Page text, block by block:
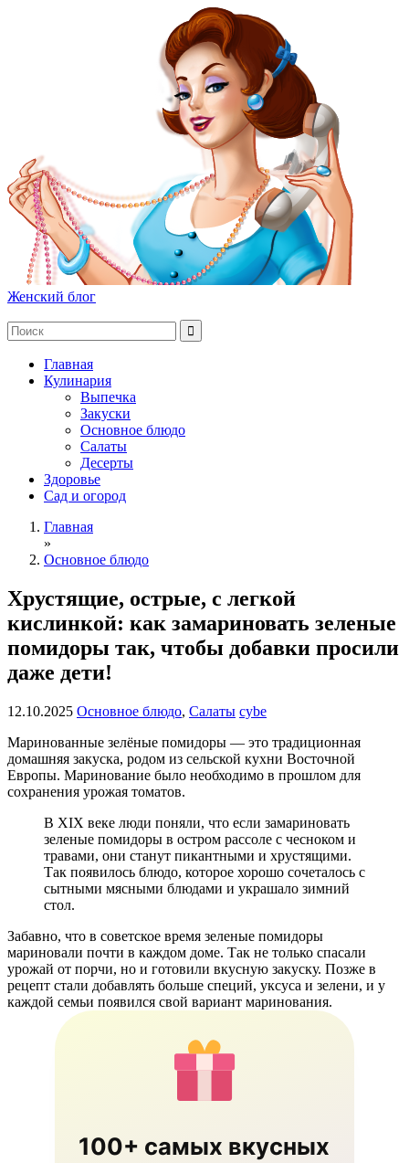
Женский блог
Главная
Кулинария
Выпечка
Закуски
Основное блюдо
Салаты
Десерты
Здоровье
Сад и огород
Главная
»
Основное блюдо
Хрустящие, острые, с легкой
кислинкой: как замариновать зеленые
помидоры так, чтобы добавки просили
даже дети!
12.10.2025 Основное блюдо, Салаты cybe
Маринованные зелёные помидоры — это традиционная
домашняя закуска, родом из сельской кухни Восточной
Европы. Маринование было необходимо в прошлом для
сохранения урожая томатов.
В XIX веке люди поняли, что если замариновать
зеленые помидоры в остром рассоле с чесноком и
травами, они станут пикантными и хрустящими.
Так появилось блюдо, которое хорошо сочеталось с
сытными мясными блюдами и украшало зимний
стол.
Забавно, что в советское время зеленые помидоры
мариновали почти в каждом доме. Так не только спасали
урожай от порчи, но и готовили вкусную закуску. Позже в
рецепт стали добавлять больше специй, уксуса и зелени, и у
каждой семьи появился свой вариант маринования.
100+ самых вкусных